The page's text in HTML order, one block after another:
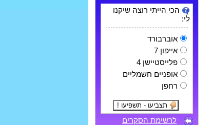
הכי הייתי רוצה שיקנו
לי:
אוברבורד
אייפון 7
פלייסטיישן 4
אופניים חשמליים
רחפן
לרשימת הסקרים